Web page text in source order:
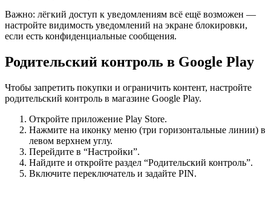
Важно: лёгкий доступ к уведомлениям всё ещё возможен —
настройте видимость уведомлений на экране блокировки,
если есть конфиденциальные сообщения.
Родительский контроль в Google Play
Чтобы запретить покупки и ограничить контент, настройте
родительский контроль в магазине Google Play.
Откройте приложение Play Store.
Нажмите на иконку меню (три горизонтальные линии) в
левом верхнем углу.
Перейдите в “Настройки”.
Найдите и откройте раздел “Родительский контроль”.
Включите переключатель и задайте PIN.